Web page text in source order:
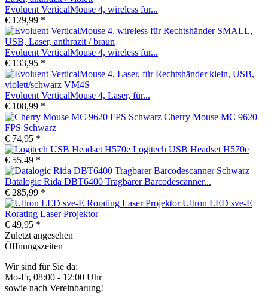
Evoluent VerticalMouse 4, wireless für...
€ 129,99 *
Evoluent VerticalMouse 4, wireless für...
€ 133,95 *
Evoluent VerticalMouse 4, Laser, für...
€ 108,99 *
Cherry Mouse MC 9620
FPS Schwarz
€ 74,95 *
Logitech USB Headset H570e
€ 55,49 *
Datalogic Rida DBT6400 Tragbarer Barcodescanner...
€ 285,99 *
Ultron LED sve-E
Rorating Laser Projektor
€ 49,95 *
Zuletzt angesehen
Öffnungszeiten
Wir sind für Sie da:
Mo-Fr, 08:00 - 12:00 Uhr
sowie nach Vereinbarung!